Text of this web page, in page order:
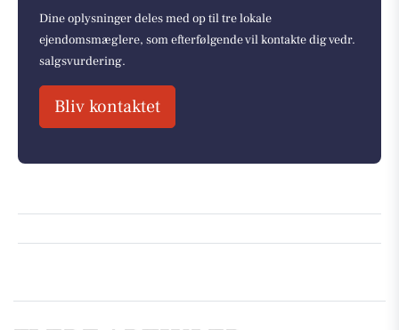
Dine oplysninger deles med op til tre lokale
ejendomsmæglere, som efterfølgende vil kontakte dig vedr.
salgsvurdering.
Bliv kontaktet